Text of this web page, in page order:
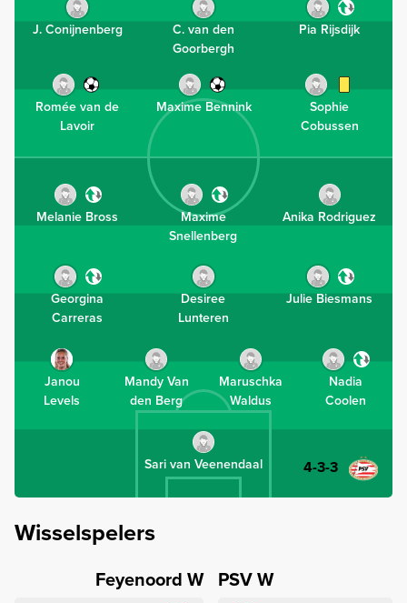
J. Conijnenberg
C. van den
Goorbergh
Pia Rijsdijk
Romée van de
Lavoir
Maxime Bennink
Sophie
Cobussen
Sari van Veenendaal
Nadia
Coolen
Maruschka
Waldus
Mandy Van
den Berg
Janou
Levels
Julie Biesmans
Desiree
Lunteren
Georgina
Carreras
Anika Rodriguez
Maxime
Snellenberg
Melanie Bross
4-3-3
Wisselspelers
Feyenoord W PSV W